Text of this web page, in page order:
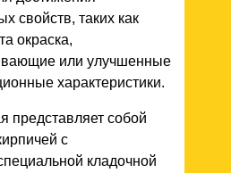
свойств, таких как
окраска,
или улучшенные
характеристики.
представляет собой
с
кладочной